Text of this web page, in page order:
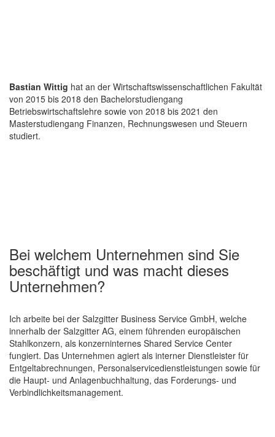
Bastian Wittig hat an der Wirtschaftswissenschaftlichen Fakultät
von 2015 bis 2018 den Bachelorstudiengang
Betriebswirtschaftslehre sowie von 2018 bis 2021 den
Masterstudiengang Finanzen, Rechnungswesen und Steuern
studiert.
Bei welchem Unternehmen sind Sie
beschäftigt und was macht dieses
Unternehmen?
Ich arbeite bei der Salzgitter Business Service GmbH, welche
innerhalb der Salzgitter AG, einem führenden europäischen
Stahlkonzern, als konzerninternes Shared Service Center
fungiert. Das Unternehmen agiert als interner Dienstleister für
Entgeltabrechnungen, Personalservicedienstleistungen sowie für
die Haupt- und Anlagenbuchhaltung, das Forderungs- und
Verbindlichkeitsmanagement.